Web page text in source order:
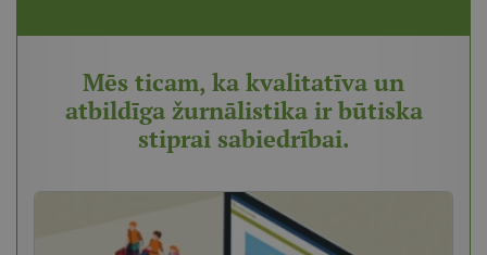
Mēs ticam, ka kvalitatīva un
atbildīga žurnālistika ir būtiska
stiprai sabiedrībai.